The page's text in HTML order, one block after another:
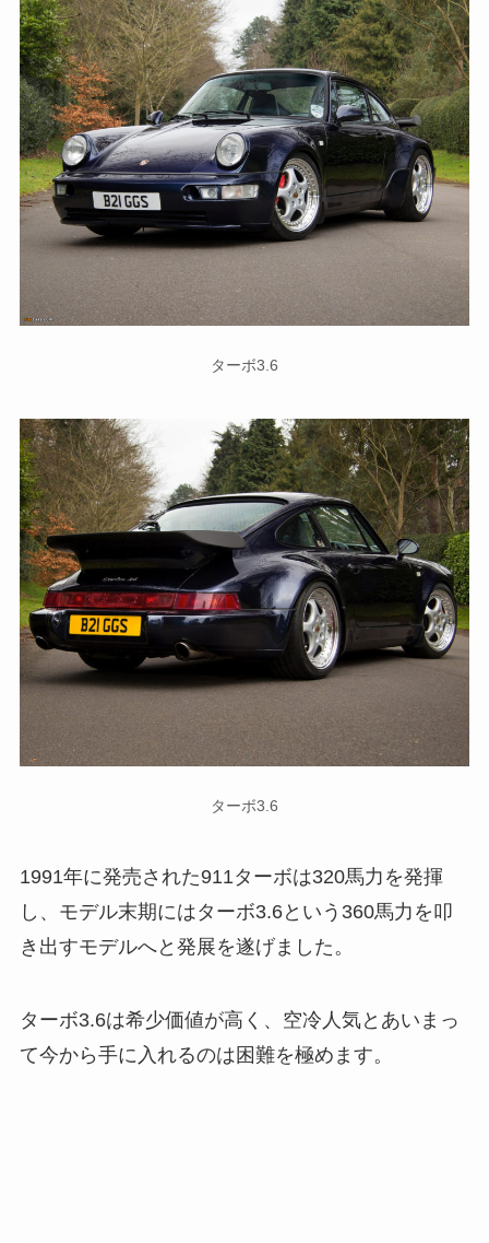
ターボ3.6
ターボ3.6
1991年に発売された911ターボは320馬力を発揮
し、モデル末期にはターボ3.6という360馬力を叩
き出すモデルへと発展を遂げました。
ターボ3.6は希少価値が高く、空冷人気とあいまっ
て今から手に入れるのは困難を極めます。